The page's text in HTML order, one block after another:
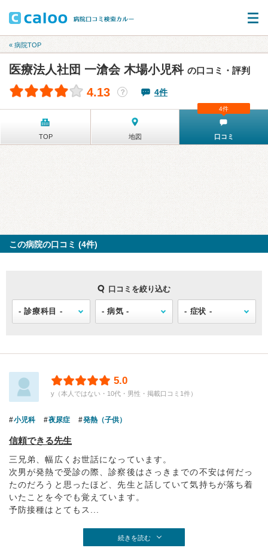
« 病院TOP
医療法人社団 一滄会 木場小児科 の口コミ・評判
4.13 ？ 4件
TOP 地図 口コミ
4件
この病院の口コミ (4件)
口コミを絞り込む
5.0
y（本人ではない・10代・男性・掲載口コミ1件）
小児科 夜尿症 発熱（子供）
信頼できる先生
三兄弟、幅広くお世話になっています。
次男が発熱で受診の際、診察後はさっきまでの不安は何だっ
たのだろうと思ったほど、先生と話していて気持ちが落ち着
いたことを今でも覚えています。
予防接種はとてもス...
続きを読む